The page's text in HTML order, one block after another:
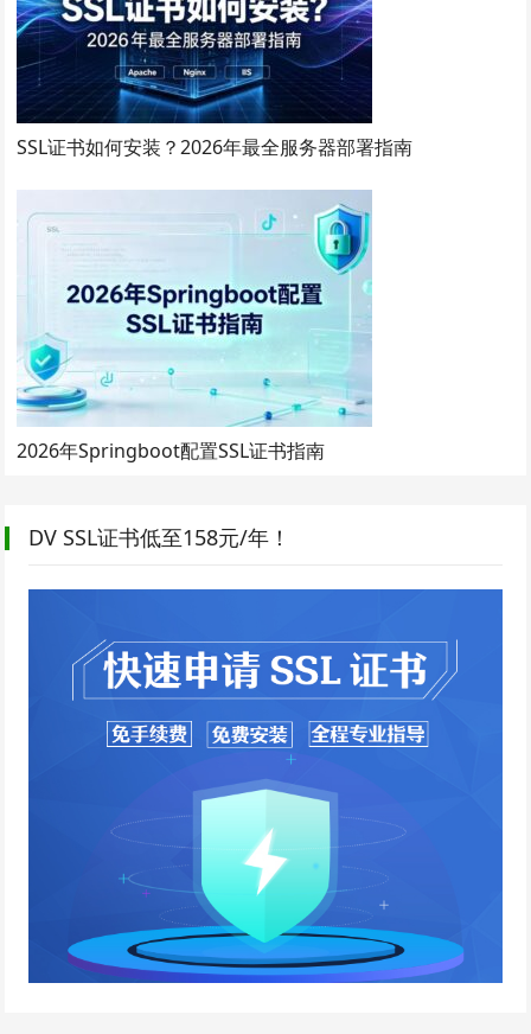
SSL证书如何安装？2026年最全服务器部署指南
2026年Springboot配置SSL证书指南
DV SSL证书低至158元/年！